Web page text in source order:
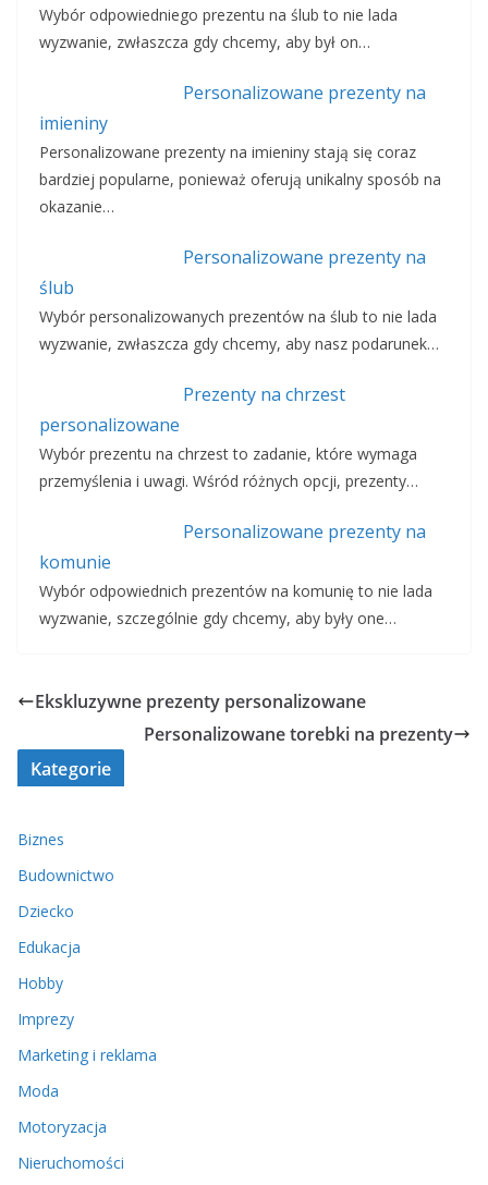
Wybór odpowiedniego prezentu na ślub to nie lada
wyzwanie, zwłaszcza gdy chcemy, aby był on…
Personalizowane prezenty na
imieniny
Personalizowane prezenty na imieniny stają się coraz
bardziej popularne, ponieważ oferują unikalny sposób na
okazanie…
Personalizowane prezenty na
ślub
Wybór personalizowanych prezentów na ślub to nie lada
wyzwanie, zwłaszcza gdy chcemy, aby nasz podarunek…
Prezenty na chrzest
personalizowane
Wybór prezentu na chrzest to zadanie, które wymaga
przemyślenia i uwagi. Wśród różnych opcji, prezenty…
Personalizowane prezenty na
komunie
Wybór odpowiednich prezentów na komunię to nie lada
wyzwanie, szczególnie gdy chcemy, aby były one…
Ekskluzywne prezenty personalizowane
Personalizowane torebki na prezenty
Kategorie
Biznes
Budownictwo
Dziecko
Edukacja
Hobby
Imprezy
Marketing i reklama
Moda
Motoryzacja
Nieruchomości